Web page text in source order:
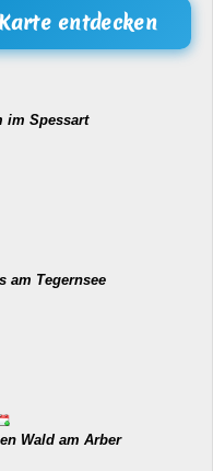
entdecken
im Spessart
am Tegernsee
Wald am Arber